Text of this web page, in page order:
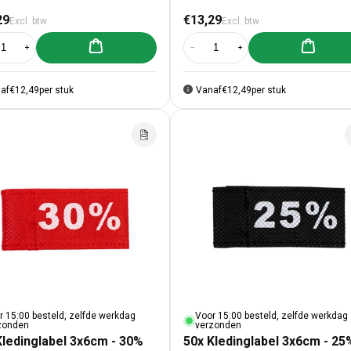
prijs
Excl. btw
verlagen voor 50x Kledinglabel 3x6cm - 40% zwart
Aantal verhogen voor 50x Kledinglabel 3x6cm - 40% zwart
Aan winkelwagen toevoegen
€12,49per stuk
Normale prijs
€13,29Excl. btw
Aantal verlagen voor 50x
Aantal verhogen voor
Aan
Vanaf€12,49per stuk
15:00 besteld, zelfde werkdag
3x6cm - 30%
Voor 15:00 besteld, zelfde werkdag
verzonden
50x Kledinglabel 3x6cm -